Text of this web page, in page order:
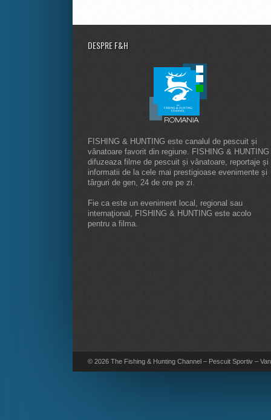
DESPRE F&H
FISHING & HUNTING este canalul de pescuit și
vânatoare favorit din regiune. FISHING & HUNTING
difuzeaza filme de pescuit și vânatoare, reportaje și
informatii de la cele mai prestigioase evenimente și
târguri de gen, 24 de ore pe zi.
Fie ca este un eveniment local, regional sau
internaţional, FISHING & HUNTING este acolo
pentru a filma.
© 2026 The Fishing & Hunting Channel – Pescuit Sportiv –